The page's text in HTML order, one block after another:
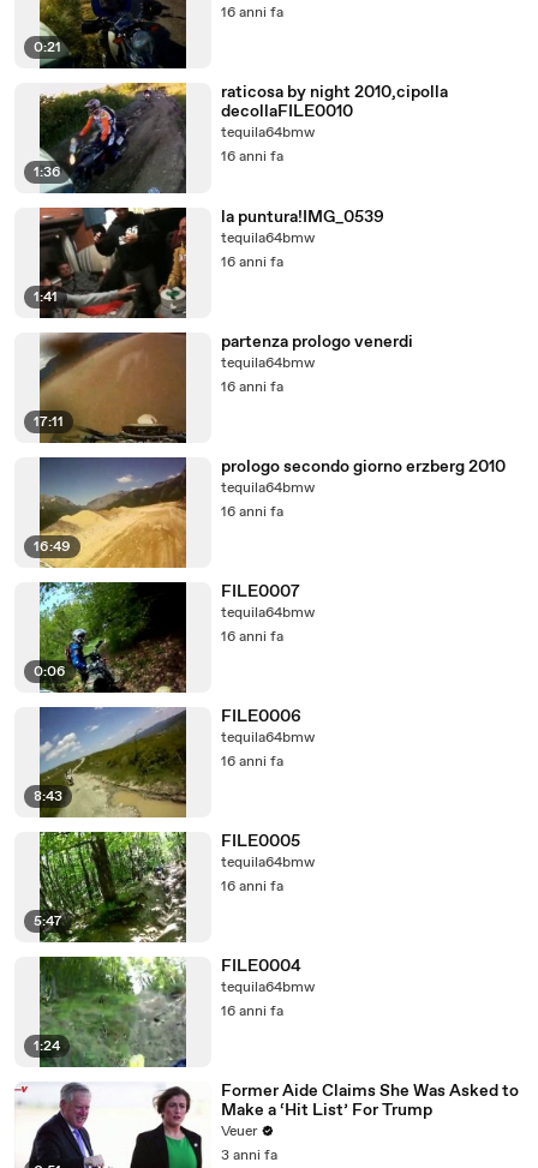
0:21
16 anni fa
1:36
raticosa by night 2010,cipolla
decollaFILE0010
tequila64bmw
16 anni fa
1:41
la puntura!IMG_0539
tequila64bmw
16 anni fa
17:11
partenza prologo venerdi
tequila64bmw
16 anni fa
16:49
prologo secondo giorno erzberg 2010
tequila64bmw
16 anni fa
0:06
FILE0007
tequila64bmw
16 anni fa
8:43
FILE0006
tequila64bmw
16 anni fa
5:47
FILE0005
tequila64bmw
16 anni fa
1:24
FILE0004
tequila64bmw
16 anni fa
Former Aide Claims She Was Asked to
Make a ‘Hit List’ For Trump
Veuer
3 anni fa